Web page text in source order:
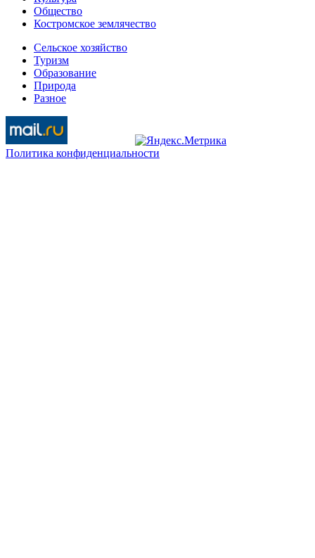
Общество
Костромское землячество
Сельское хозяйство
Туризм
Образование
Природа
Разное
Политика конфиденциальности